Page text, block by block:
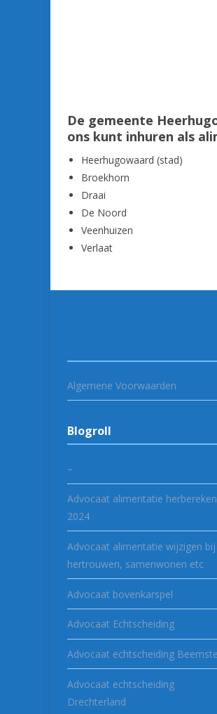
De gemeente
ons kunt inhuren als
Heerhugowaard (stad)
Broekhorn
Draai
De Noord
Veenhuizen
Verlaat
Algemene Voorwaarden
Blogroll
–
Advocaat alimentatie
2024
Advocaat alimentatie wijzigen bij
hertrouwen, samenwonen etc
Advocaat bovenkarspel
Advocaat Echtscheiding
Advocaat echtscheiding
Advocaat echtscheiding
Drechterland